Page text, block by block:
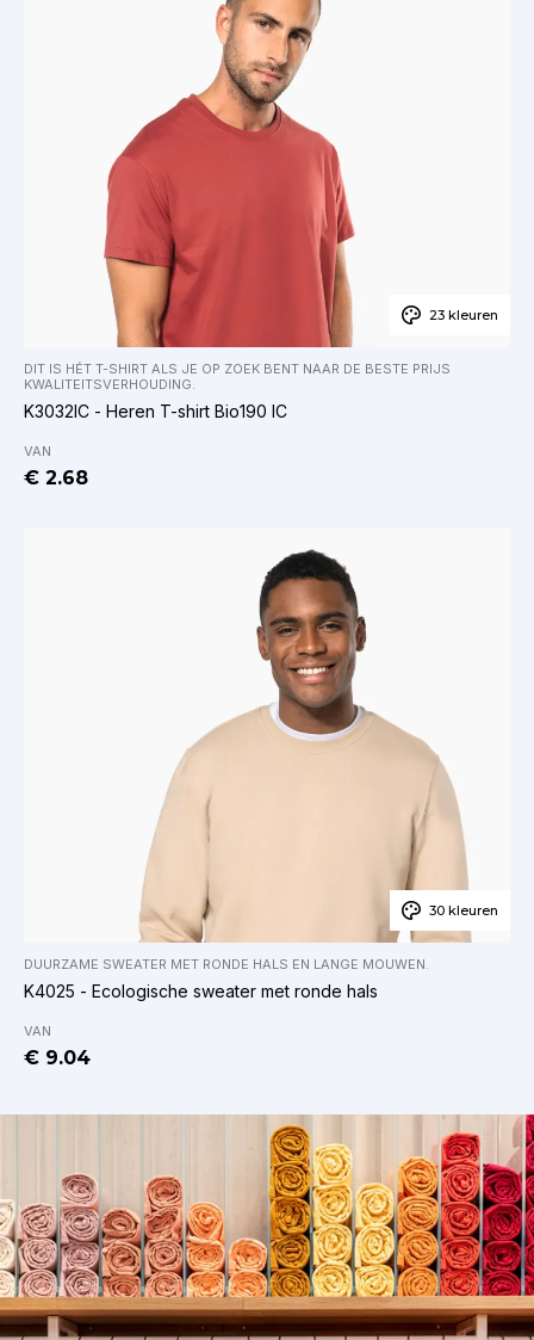
23 kleuren
DIT IS HÉT T-SHIRT ALS JE OP ZOEK BENT NAAR DE BESTE PRIJS
KWALITEITSVERHOUDING.
K3032IC - Heren T-shirt Bio190 IC
VAN
€ 2.68
30 kleuren
DUURZAME SWEATER MET RONDE HALS EN LANGE MOUWEN
K4025 - Ecologische sweater met ronde hals
VAN
€ 9.04